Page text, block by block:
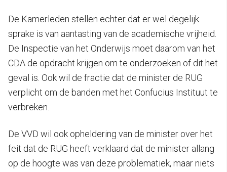
De Kamerleden stellen echter dat er wel degelijk
sprake is van aantasting van de academische vrijheid.
De Inspectie van het Onderwijs moet daarom van het
CDA de opdracht krijgen om te onderzoeken of dit het
geval is. Ook wil de fractie dat de minister de RUG
verplicht om de banden met het Confucius Instituut te
verbreken.
De VVD wil ook opheldering van de minister over het
feit dat de RUG heeft verklaard dat de minister allang
op de hoogte was van deze problematiek, maar niets